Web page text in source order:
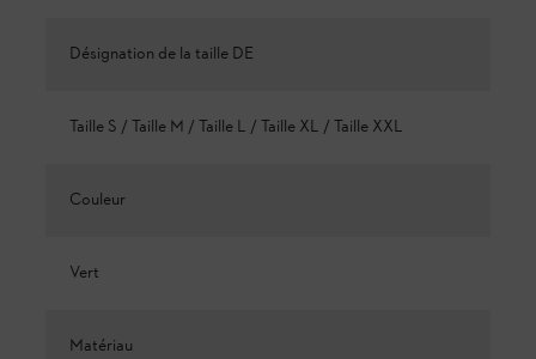
Désignation de la taille DE
Taille S / Taille M / Taille L / Taille XL / Taille XXL
Couleur
Vert
Matériau